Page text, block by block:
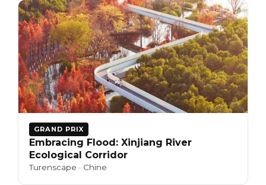
GRAND PRIX
Embracing Flood: Xinjiang River
Ecological Corridor
Turenscape · Chine